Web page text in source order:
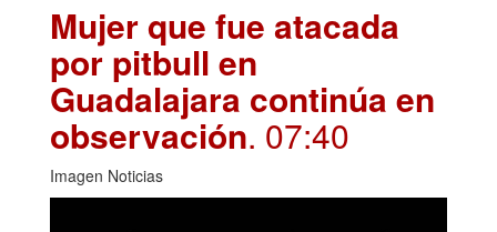
Mujer que fue atacada
por pitbull en
Guadalajara continúa en
observación. 07:40
Imagen Noticias